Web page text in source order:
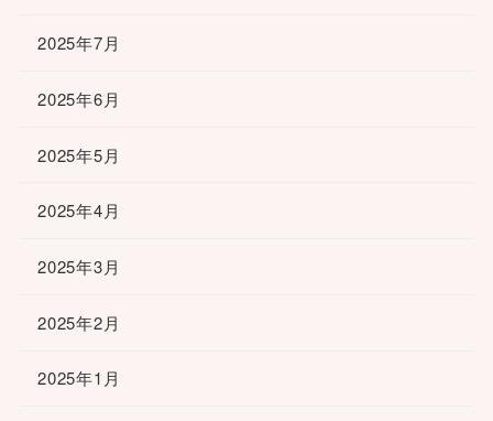
2025年7月
2025年6月
2025年5月
2025年4月
2025年3月
2025年2月
2025年1月